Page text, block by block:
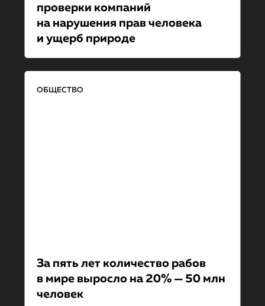
проверки компаний
на нарушения прав человека
и ущерб природе
ОБЩЕСТВО
За пять лет количество рабов
в мире выросло на 20% — 50 млн
человек